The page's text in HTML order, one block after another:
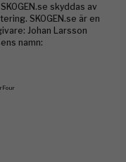
skyddas av
SKOGEN.se är en
Johan Larsson
namn: